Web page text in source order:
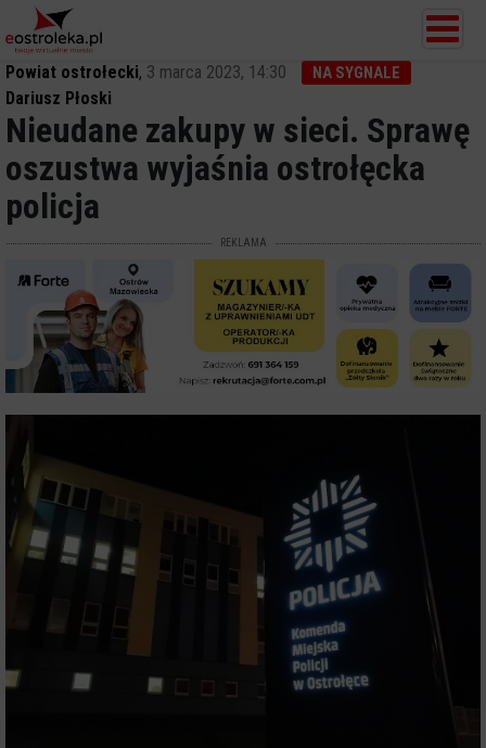
Powiat ostrołecki, 3 marca 2023, 14:30 NA SYGNALE
Dariusz Płoski
Nieudane zakupy w sieci. Sprawę
oszustwa wyjaśnia ostrołęcka
policja
REKLAMA